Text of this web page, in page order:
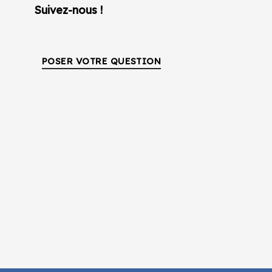
Suivez-nous !
POSER VOTRE QUESTION